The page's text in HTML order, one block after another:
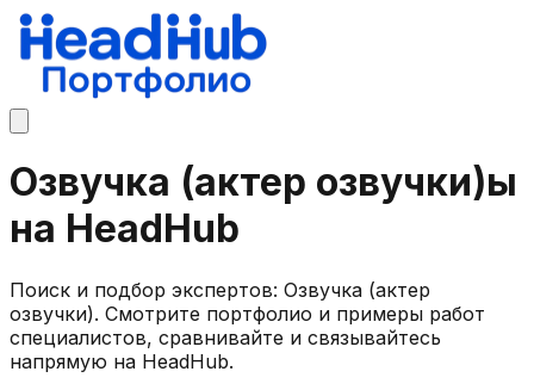
Озвучка (актер озвучки)ы
на HeadHub
Поиск и подбор экспертов: Озвучка (актер
озвучки). Смотрите портфолио и примеры работ
специалистов, сравнивайте и связывайтесь
напрямую на HeadHub.